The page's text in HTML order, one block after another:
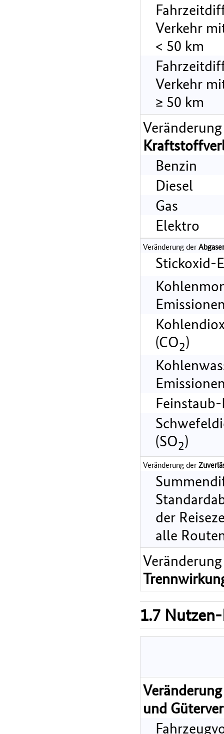
Verkehr
< 50 km
Verkehr
≥ 50 km
Benzin
Diesel
Gas
Elektro
Veränderung der
Stickoxid-
(CO2)
(SO2)
Veränderung der
der
alle
1.7
und